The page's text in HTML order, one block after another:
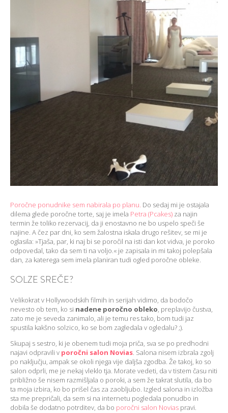
Poročne ponudnike sem nabirala po planu. Do sedaj mi je ostajala
dilema glede poročne torte, saj je imela Petra (Pcakes) za najin
termin že toliko rezervacij, da ji enostavno ne bo uspelo speči še
najine. A čez par dni, ko sem žalostna iskala drugo rešitev, se mi je
oglasila: »Tjaša, par, ki naj bi se poročil na isti dan kot vidva, je poroko
odpovedal, tako da sem ti na voljo.« je zapisala in mi takoj polepšala
dan, za katerega sem imela planiran tudi ogled poročne obleke.
SOLZE SREČE?
Velikokrat v Hollywoodskih filmih in serijah vidimo, da bodočo
nevesto ob tem, ko si nadene poročno obleko, preplavijo čustva,
zato me je seveda zanimalo, ali je temu res tako, bom tudi jaz
spustila kakšno solzico, ko se bom zagledala v ogledalu? ;).
Skupaj s sestro, ki je obenem tudi moja priča, sva se po predhodni
najavi odpravili v poročni salon Novias. Salona nisem izbrala zgolj
po naključju, ampak se okoli njega vije daljša zgodba. Že takoj, ko so
salon odprli, me je nekaj vleklo tja. Morate vedeti, da v tistem času niti
približno še nisem razmišljala o poroki, a sem že takrat slutila, da bo
ta moja izbira, ko bo prišel čas za zaobljubo. Izgled salona in izložba
sta me prepričali, da sem si na internetu pogledala ponudbo in
dobila še dodatno potrditev, da bo poročni salon Novias pravi.